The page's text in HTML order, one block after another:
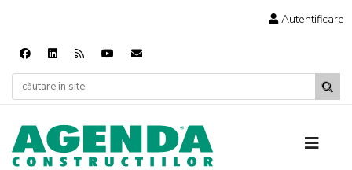
Autentificare